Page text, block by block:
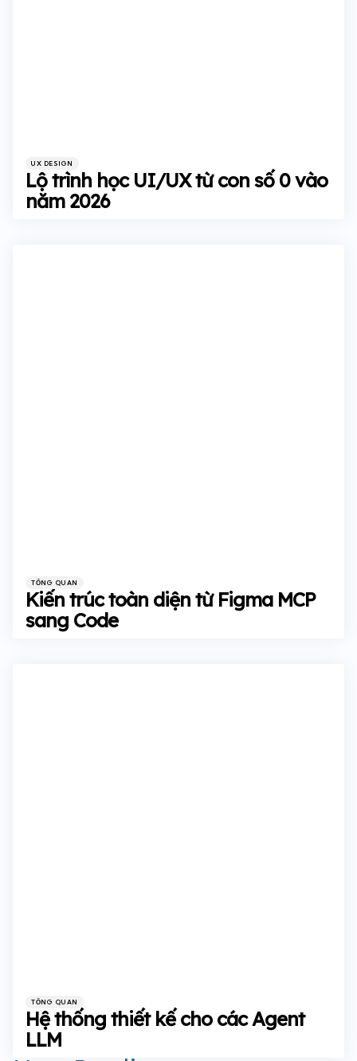
Categories
Posted
in
UX DESIGN
Lộ trình học UI/UX từ con số 0 vào
năm 2026
Categories
Posted
in
TỔNG QUAN
Kiến trúc toàn diện từ Figma MCP
sang Code
Categories
Posted
in
TỔNG QUAN
Hệ thống thiết kế cho các Agent
LLM